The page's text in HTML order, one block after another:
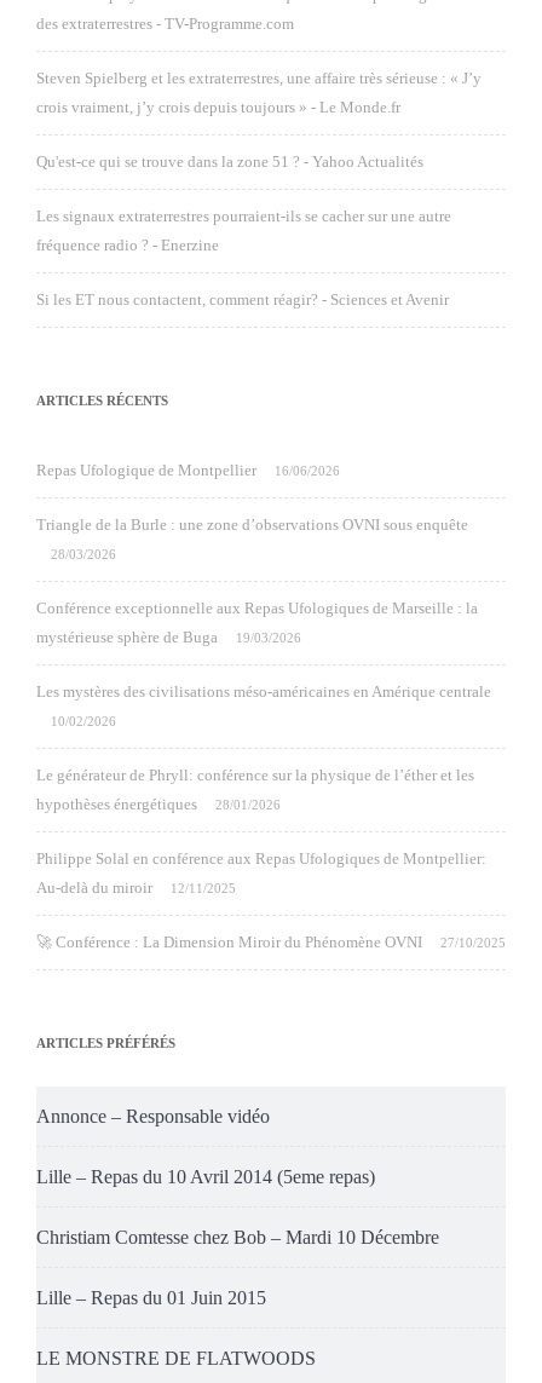
des extraterrestres - TV-Programme.com
Steven Spielberg et les extraterrestres, une affaire très sérieuse : « J’y
crois vraiment, j’y crois depuis toujours » - Le Monde.fr
Qu'est-ce qui se trouve dans la zone 51 ? - Yahoo Actualités
Les signaux extraterrestres pourraient-ils se cacher sur une autre
fréquence radio ? - Enerzine
Si les ET nous contactent, comment réagir? - Sciences et Avenir
ARTICLES RÉCENTS
Repas Ufologique de Montpellier 16/06/2026
Triangle de la Burle : une zone d’observations OVNI sous enquête
28/03/2026
Conférence exceptionnelle aux Repas Ufologiques de Marseille : la
mystérieuse sphère de Buga
19/03/2026
Les mystères des civilisations méso-américaines en Amérique centrale
10/02/2026
Le générateur de Phryll: conférence sur la physique de l’éther et les
hypothèses énergétiques
28/01/2026
Philippe Solal en conférence aux Repas Ufologiques de Montpellier:
Au-delà du miroir
12/11/2025
🚀 Conférence : La Dimension Miroir du Phénomène OVNI 27/10/2025
ARTICLES PRÉFÉRÉS
Annonce – Responsable vidéo
Lille – Repas du 10 Avril 2014 (5eme repas)
Christiam Comtesse chez Bob – Mardi 10 Décembre
Lille – Repas du 01 Juin 2015
LE MONSTRE DE FLATWOODS